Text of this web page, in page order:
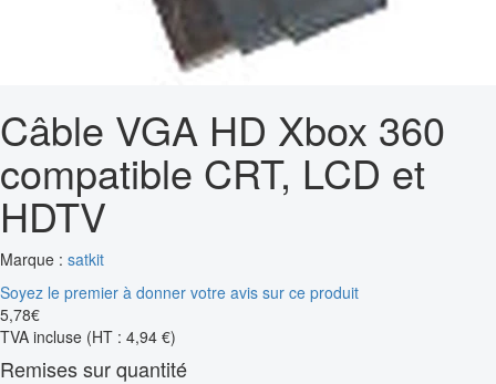
Câble VGA HD Xbox 360
compatible CRT, LCD et
HDTV
Marque : satkit
Soyez le premier à donner votre avis sur ce produit
5,78€
TVA incluse (HT : 4,94 €)
Remises sur quantité